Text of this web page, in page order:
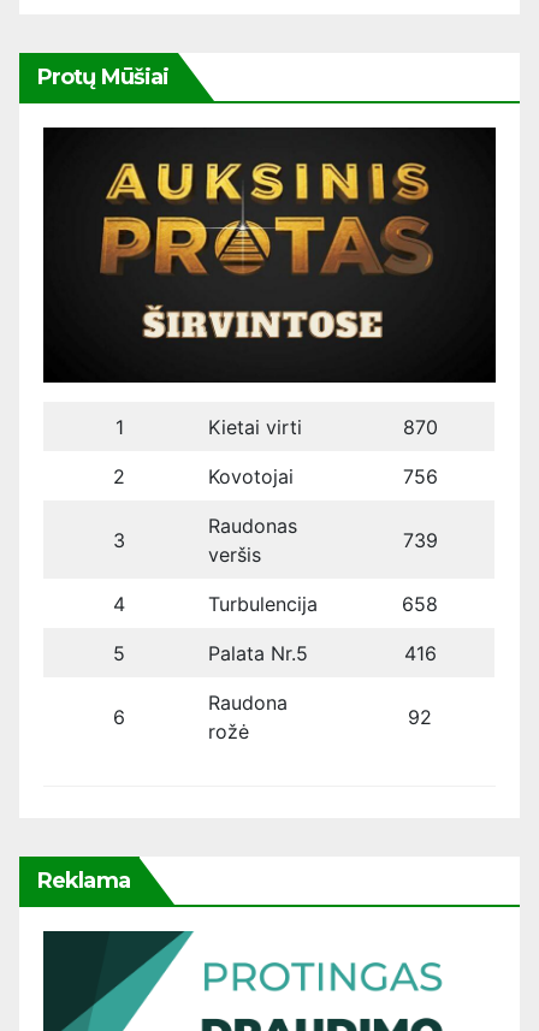
Protų Mūšiai
1 Kietai virti 870
2 Kovotojai 756
3
Raudonas
veršis
739
4 Turbulencija 658
5 Palata Nr.5 416
6
Raudona
rožė
92
Reklama